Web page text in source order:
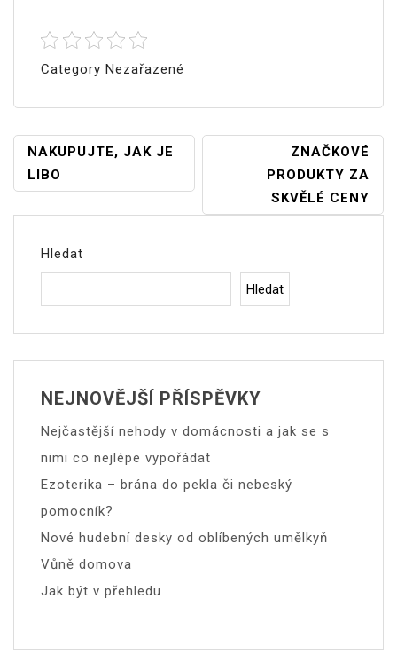
Category Nezařazené
Navigace
Pro
Příspěvek
NAKUPUJTE, JAK JE
LIBO
ZNAČKOVÉ
PRODUKTY ZA
SKVĚLÉ CENY
Hledat
Hledat
NEJNOVĚJŠÍ PŘÍSPĚVKY
Nejčastější nehody v domácnosti a jak se s
nimi co nejlépe vypořádat
Ezoterika – brána do pekla či nebeský
pomocník?
Nové hudební desky od oblíbených umělkyň
Vůně domova
Jak být v přehledu